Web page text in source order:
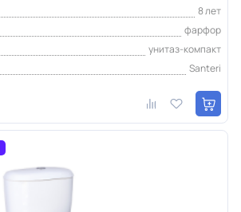
8 лет
фарфор
унитаз-компакт
Santeri